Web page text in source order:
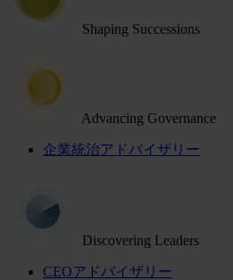
Shaping Successions
Advancing Governance
企業統治アドバイザリー
Discovering Leaders
CEOアドバイザリー